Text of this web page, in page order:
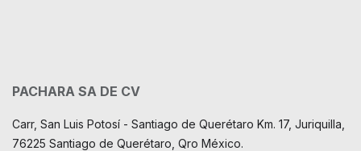
PACHARA SA DE CV
Carr, San Luis Potosí - Santiago de Querétaro Km. 17, Juriquilla,
76225 Santiago de Querétaro, Qro México.